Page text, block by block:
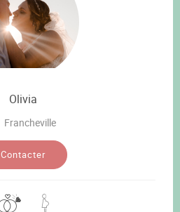
Olivia
Francheville
Contacter